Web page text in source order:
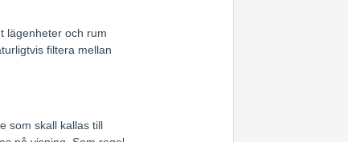
lägenheter och rum
filtera mellan
som skall kallas till